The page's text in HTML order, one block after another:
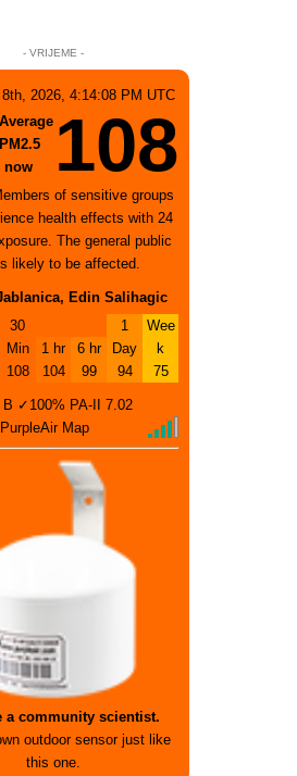
- VRIJEME -
2026, 4:14:08 PM UTC
now
108
of sensitive groups
health effects with 24
The general public
likely to be affected.
Edin Salihagic
30
Min
108
1 hr
104
6 hr
99
1
Day
94
Wee
k
75
B ✓100% PA-II
7.02
Map
a community scientist.
outdoor sensor just like
this one.